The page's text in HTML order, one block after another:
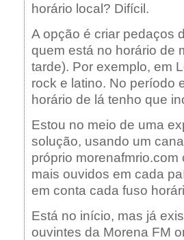
horário local? Difícil.
A opção é criar pedaços
quem está no horário de
tarde). Por exemplo, em
rock e latino. No período
horário de lá tenho que
Estou no meio de uma
solução, usando um
próprio
mais ouvidos em cada
em conta cada fuso
Está no início, mas já
ouvintes da Morena FM